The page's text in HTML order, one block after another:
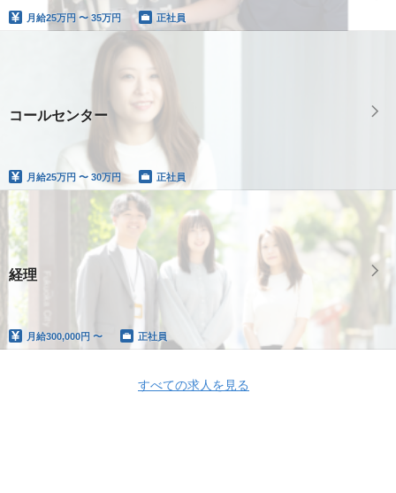
月給25万円 〜 35万円 正社員
コールセンター
月給25万円 〜 30万円 正社員
経理
月給300,000円 〜 正社員
すべての求人を見る